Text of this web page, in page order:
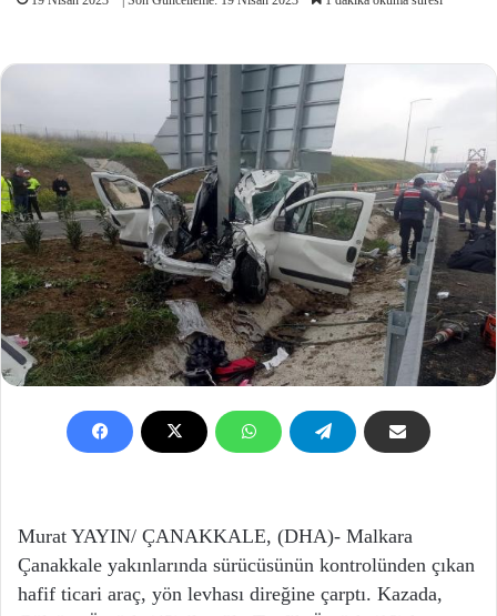
Murat YAYIN/ ÇANAKKALE, (DHA)- Malkara
Çanakkale yakınlarında sürücüsünün kontrolünden çıkan
hafif ticari araç, yön levhası direğine çarptı. Kazada,